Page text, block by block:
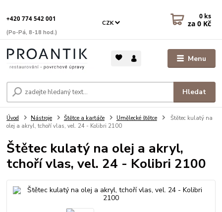
Menu
CZK
Hledat
+420 774 542 001
(Po-Pá, 8-18 hod.)
0 ks
za 0 Kč
Úvod Nástroje Štětce a kartáče Umělecké štětce
Štětec kulatý na
olej a akryl, tchoří vlas, vel. 24 - Kolibri 2100
Štětec kulatý na olej a akryl,
tchoří vlas, vel. 24 - Kolibri 2100